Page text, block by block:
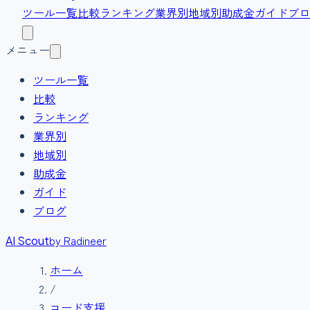
ツール一覧比較ランキング業界別地域別助成金ガイドブ
メニュー
ツール一覧
比較
ランキング
業界別
地域別
助成金
ガイド
ブログ
AI Scoutby Radineer
ホーム
/